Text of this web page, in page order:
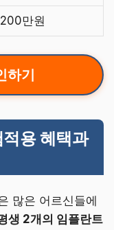
만원
하기
용 혜택과
많은 어르신들에
생 2개의 임플란트